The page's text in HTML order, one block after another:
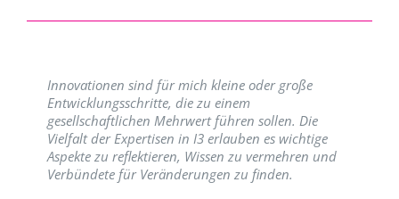
Innovationen sind für mich kleine oder große
Entwicklungsschritte, die zu einem
gesellschaftlichen Mehrwert führen sollen. Die
Vielfalt der Expertisen in I3 erlauben es wichtige
Aspekte zu reflektieren, Wissen zu vermehren und
Verbündete für Veränderungen zu finden.